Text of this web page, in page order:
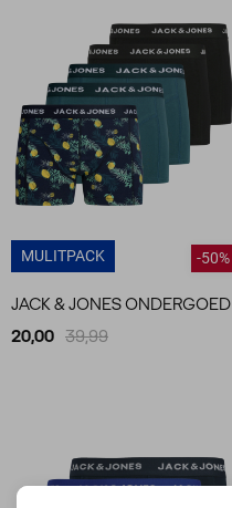
MULITPACK -50%
JACK & JONES ONDERGOED
20,00 39,99